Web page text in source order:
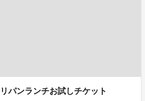
パンランチお試しチケット